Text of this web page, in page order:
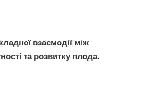
взаємодії між
та розвитку плода.